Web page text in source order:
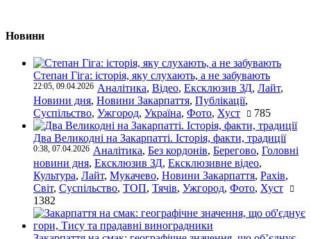
Новини
Степан Гіга: історія, яку слухають, а не забувають
22:05, 09.04.2026 Аналітика, Відео, Ексклюзив ЗД, Лайт,
Новини дня, Новини Закарпаття, Публікації,
Суспільство, Ужгород, Україна, Фото, Хуст 785
Два Великодні на Закарпатті. Історія, факти, традиції
0:38, 07.04.2026 Аналітика, Без кордонів, Берегово, Головні
новини дня, Ексклюзив ЗД, Ексклюзивне відео,
Культура, Лайт, Мукачево, Новини Закарпаття, Рахів,
Світ, Суспільство, ТОП, Тячів, Ужгород, Фото, Хуст
1382